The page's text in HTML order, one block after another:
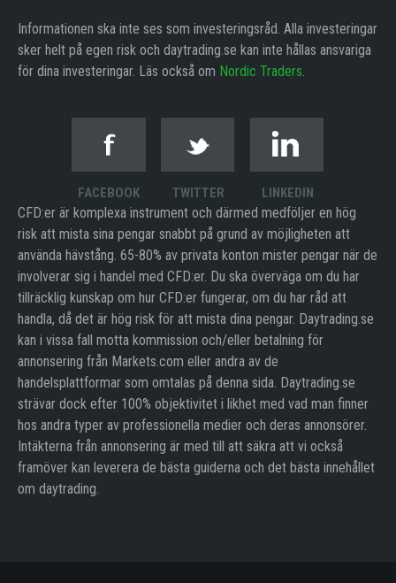
Informationen ska inte ses som investeringsråd. Alla investeringar
sker helt på egen risk och daytrading.se kan inte hållas ansvariga
för dina investeringar. Läs också om Nordic Traders.
FACEBOOK TWITTER LINKEDIN
CFD:er är komplexa instrument och därmed medföljer en hög
risk att mista sina pengar snabbt på grund av möjligheten att
använda hävstång. 65-80% av privata konton mister pengar när de
involverar sig i handel med CFD:er. Du ska överväga om du har
tillräcklig kunskap om hur CFD:er fungerar, om du har råd att
handla, då det är hög risk för att mista dina pengar. Daytrading.se
kan i vissa fall motta kommission och/eller betalning för
annonsering från Markets.com eller andra av de
handelsplattformar som omtalas på denna sida. Daytrading.se
strävar dock efter 100% objektivitet i likhet med vad man finner
hos andra typer av professionella medier och deras annonsörer.
Intäkterna från annonsering är med till att säkra att vi också
framöver kan leverera de bästa guiderna och det bästa innehållet
om daytrading.